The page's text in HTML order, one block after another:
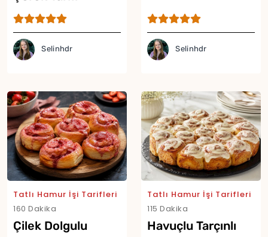
Selinhdr Selinhdr
Tatlı Hamur İşi Tarifleri
160 Dakika
Çilek Dolgulu
Tatlı Hamur İşi Tarifleri
115 Dakika
Havuçlu Tarçınlı